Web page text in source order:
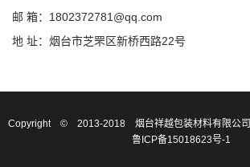
邮 箱：1802372781@qq.com
地 址：烟台市芝罘区新桥西路22号
Copyright © 2013-2018 烟台祥越包装材料有限公司
鲁ICP备15018623号-1